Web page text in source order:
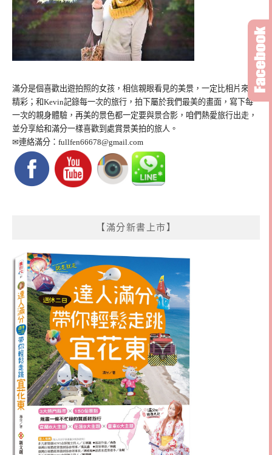
滿分是個喜歡出遊拍照的女孩，相信親眼看見的美景，一定比相片來得
精彩；和Kevin記錄每一次的旅行，拍下屬於我們最美的畫面，寫下每
一次的親身體驗，再美的景色都一定要與景合影，咱們熱愛旅行出走，
並分享給和滿分一樣喜歡到處賞景美拍的旅人。
✉連絡滿分： fullfen66678@gmail.com
【滿分新書上市】